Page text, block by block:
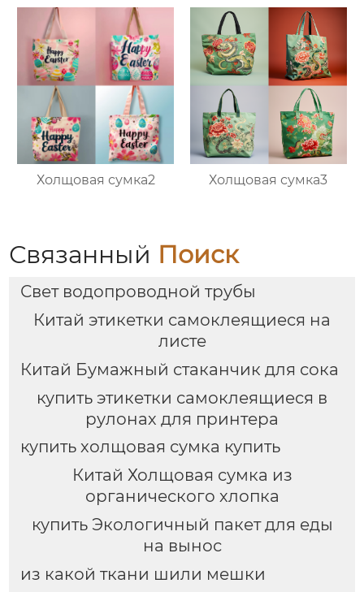
Холщовая сумка2 Холщовая сумка3
Связанный Поиск
Свет водопроводной трубы
Китай этикетки самоклеящиеся на
листе
Китай Бумажный стаканчик для сока
купить этикетки самоклеящиеся в
рулонах для принтера
купить холщовая сумка купить
Китай Холщовая сумка из
органического хлопка
купить Экологичный пакет для еды
на вынос
из какой ткани шили мешки